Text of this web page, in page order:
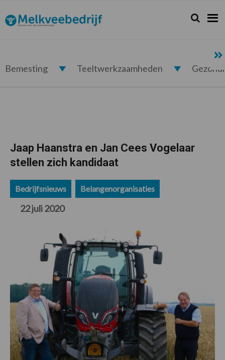
de
hoofdnavigatie
de
hoofd
de
eerste
de
voettekst
Melkveebedrijf.nl Zoeken...
Zoek
Bemesting Teeltwerkzaamheden
Jaap Haanstra en Jan Cees Vogelaar
stellen zich kandidaat
Bedrijfsnieuws Belangenorganisaties
22 juli 2020